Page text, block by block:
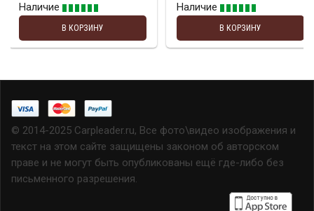
Наличие
В КОРЗИНУ
Наличие
В КОРЗИНУ
© 2014-2025 Carpleader.ru, Все фото\видео изображения и
текст на этом сайте защищены законом об авторском
праве и не могут быть опубликованы ещё где-либо без
письменного разрешения.